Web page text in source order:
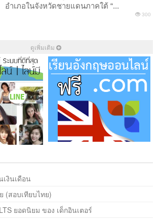
อำเภอในจังหวัดชายแดนภาคใต้ “...
300
ดูเพิ่มเติม
งินเดือน
(สอบเทียบไทย)
ยอดนิยม ของ เด็กอินเตอร์